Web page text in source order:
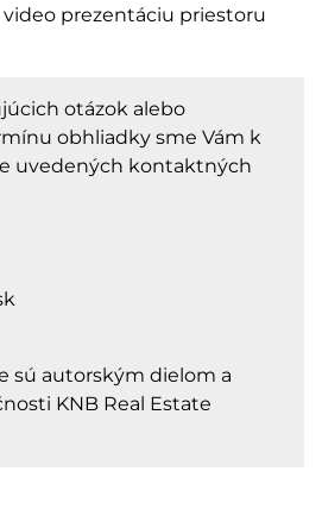
video prezentáciu priestoru
otázok alebo
obhliadky sme Vám k
uvedených kontaktných
sú autorským dielom a
KNB Real Estate